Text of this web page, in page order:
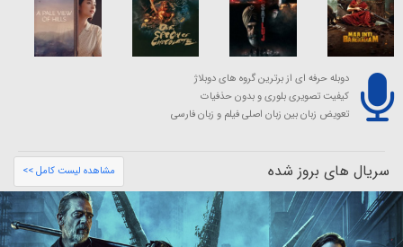
دوبله حرفه ای از برترین گروه های دوبلاژ
کیفیت تصویری بلوری و بدون حذفیات
تعویض زبان بین زبان اصلی فیلم و زبان فارسی
سریال های بروز شده مشاهده لیست کامل >>